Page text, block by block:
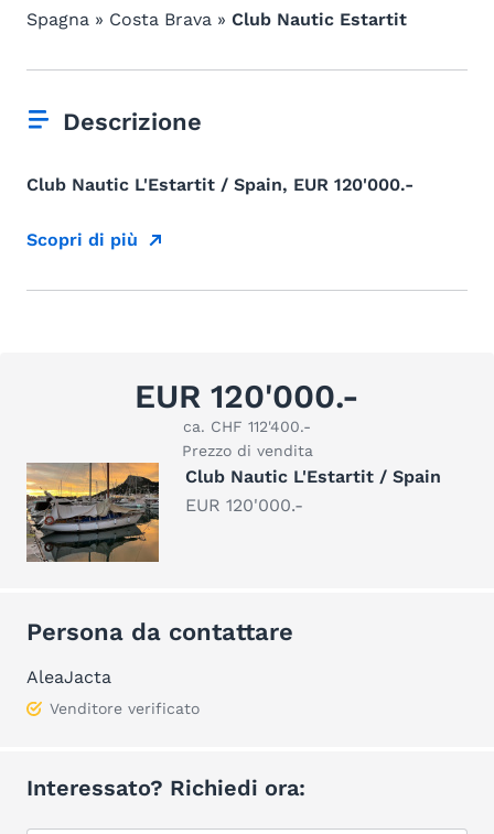
Spagna » Costa Brava » Club Nautic Estartit
Descrizione
Club Nautic L'Estartit / Spain, EUR 120'000.-
Scopri di più
EUR 120'000.-
ca. CHF 112'400.-
Prezzo di vendita
Club Nautic L'Estartit / Spain
EUR 120'000.-
Persona da contattare
AleaJacta
Venditore verificato
Interessato? Richiedi ora: